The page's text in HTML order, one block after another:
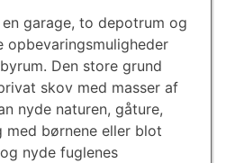
garage, to depotrum og
Den store grund
skov med masser af
nyde naturen, gåture,
med børnene eller blot
nyde fuglenes